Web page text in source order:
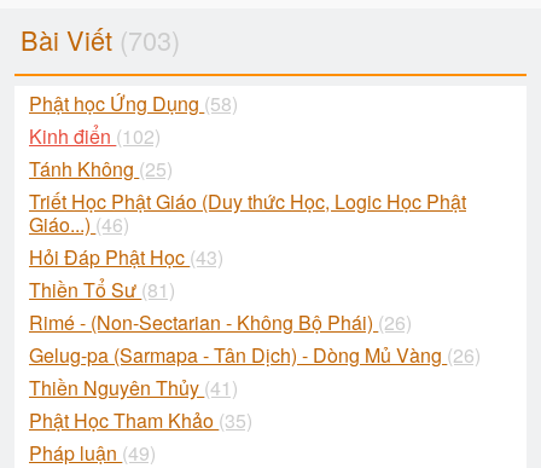
Bài Viết (703)
Phật học Ứng Dụng (58)
Kinh điển (102)
Tánh Không (25)
Triết Học Phật Giáo (Duy thức Học, Logic Học Phật
Giáo...) (46)
Hỏi Đáp Phật Học (43)
Thiền Tổ Sư (81)
Rimé - (Non-Sectarian - Không Bộ Phái) (26)
Gelug-pa (Sarmapa - Tân Dịch) - Dòng Mủ Vàng (26)
Thiền Nguyên Thủy (41)
Phật Học Tham Khảo (35)
Pháp luận (49)